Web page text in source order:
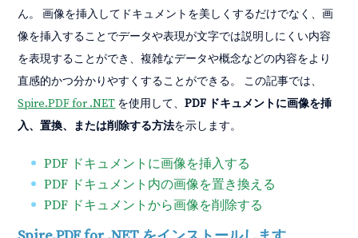
ん。 画像を挿入してドキュメントを美しくするだけでなく、画
像を挿入することでデータや表現が文字では説明しにくい内容
を表現することができ、複雑なデータや概念などの内容をより
直感的かつ分かりやすくすることができる。 この記事では、
Spire.PDF for .NET を使用して、PDF ドキュメントに画像を挿
入、置換、または削除する方法を示します。
PDF ドキュメントに画像を挿入する
PDF ドキュメント内の画像を置き換える
PDF ドキュメントから画像を削除する